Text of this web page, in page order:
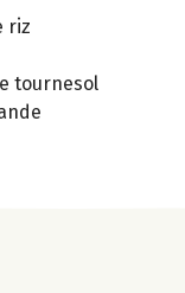
riz
tournesol